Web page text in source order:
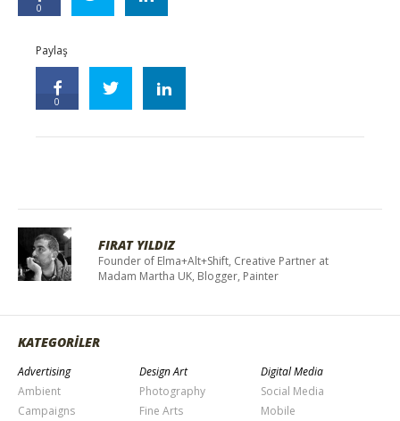
0
Paylaş
0
FIRAT YILDIZ
Founder of Elma+Alt+Shift, Creative Partner at
Madam Martha UK, Blogger, Painter
KATEGORİLER
Advertising
Ambient
Campaigns
Design Art
Photography
Fine Arts
Digital Media
Social Media
Mobile